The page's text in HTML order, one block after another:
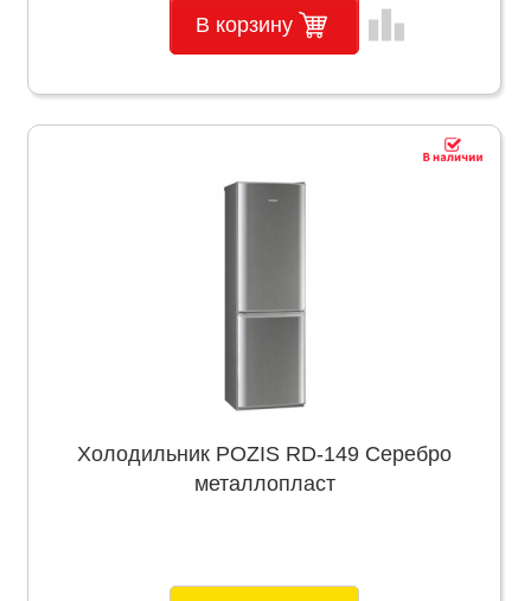
В корзину leaderboard
Холодильник POZIS RD-149 Серебро
металлопласт